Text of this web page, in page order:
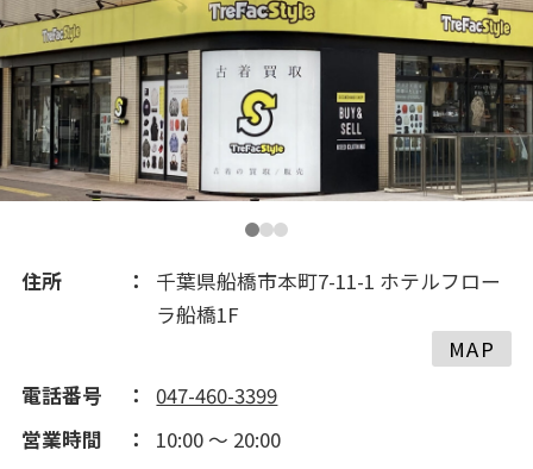
2018(269)
2017(253)
2016(352)
2015(231)
住所
千葉県船橋市本町7-11-1 ホテルフロー
ラ船橋1F
MAP
電話番号
047-460-3399
営業時間
10:00 ～ 20:00